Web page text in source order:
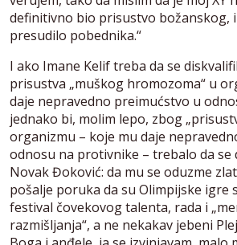
definitivno bio prisustvo božanskog,
presudilo pobednika.“
I ako Imane Kelif treba da se
prisustva „muškog hromozoma“ u
daje nepravedno preimućstvo u
jednako bi, molim lepo, zbog
organizmu – koje mu daje
odnosu na protivnike – trebalo da se
Novak Đoković: da mu se oduzme
pošalje poruka da su Olimpijske igre
festival čovekovog talenta, rada i
razmišljanja“, a ne nekakav jebeni